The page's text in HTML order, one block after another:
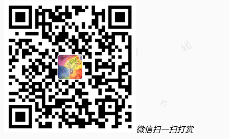
微信扫一扫打赏